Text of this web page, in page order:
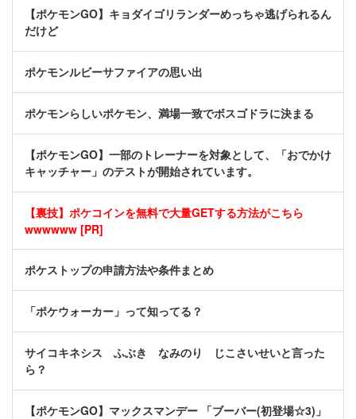
【ポケモンGO】キョダイゴリランダーめっちゃ逃げられるん
だけど
ポケモンルビーサファイアの思い出
ポケモンらしいポケモン、満場一致でボスゴドラに決まる
【ポケモンGO】一部のトレーナーを対象として、「おでかけ
キャッチャー」のテストが開始されています。
【裏技】ポケコインを無料で大量GETする方法がこちら
wwwwww [PR]
ポケストップの申請方法や条件まとめ
「ポケウォーカー」って知ってる？
サイコキネシス ふぶき なみのり じこさいせいと言った
ら？
【ポケモンGO】マックスマンデー 「ブーバー(初登場☆3)」